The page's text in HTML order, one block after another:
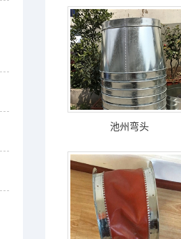
池州弯头